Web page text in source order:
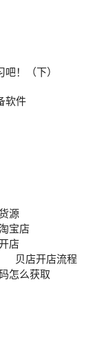
！（下）
软件
源
宝店
店
贝店开店流程
怎么获取